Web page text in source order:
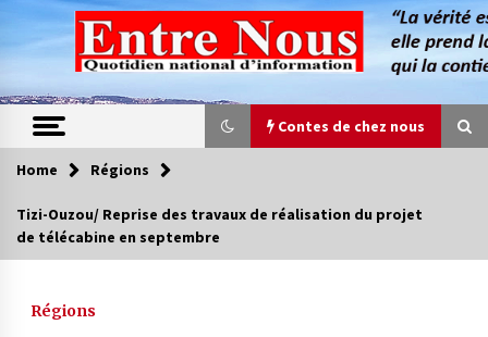
content
Contes de chez nous
Contes de chez nous
Quand la mère n’est plus là (17e partie)
Home Régions
Tizi-Ouzou/ Reprise des travaux de réalisation du projet
de télécabine en septembre
Régions